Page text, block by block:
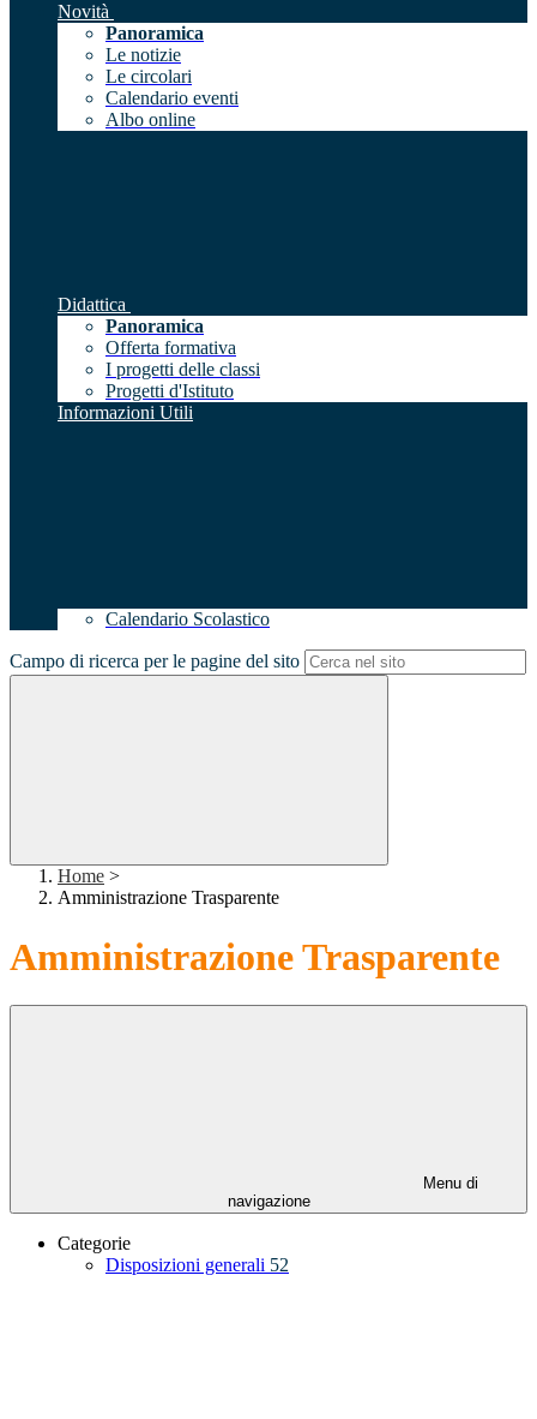
Novità
Panoramica
Le notizie
Le circolari
Calendario eventi
Albo online
Didattica
Panoramica
Offerta formativa
I progetti delle classi
Progetti d'Istituto
Informazioni Utili
Calendario Scolastico
Campo di ricerca per le pagine del sito
Home >
Amministrazione Trasparente
Amministrazione Trasparente
Menu di
navigazione
Categorie
Disposizioni generali 52